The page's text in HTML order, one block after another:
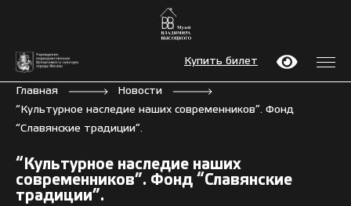
Купить билет
Главная
Новости
“Культурное наследие наших современников”. Фонд
“Славянские традиции”.
“Культурное наследие наших
современников”. Фонд “Славянские
традиции”.